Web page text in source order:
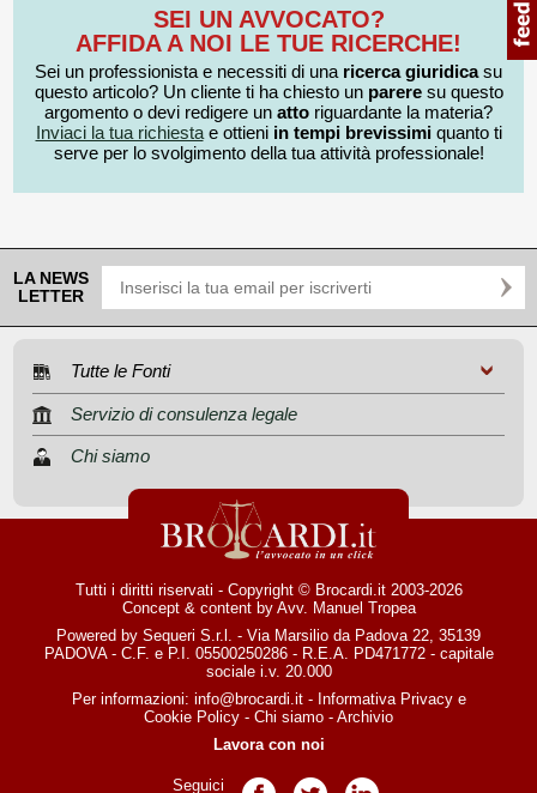
SEI UN AVVOCATO?
AFFIDA A NOI LE TUE RICERCHE!
Sei un professionista e necessiti di una ricerca giuridicasu
questo articolo? Un cliente ti ha chiesto un pareresu questo
argomento o devi redigere un atto riguardante la materia?
Inviaci la tua richiestae ottieni in tempi brevissimiquanto ti
serve per lo svolgimento della tua attività professionale!
LA NEWS
LETTER
Tutte le Fonti
Servizio di consulenza legale
Chi siamo
Tutti i diritti riservati - Copyright © Brocardi.it 2003-2026
Concept & content by Avv. Manuel Tropea
Powered by Sequeri S.r.l. - Via Marsilio da Padova 22, 35139
PADOVA - C.F. e P.I. 05500250286 - R.E.A. PD471772 - capitale
sociale i.v. 20.000
Per informazioni: info@brocardi.it- Informativa Privacye
Cookie Policy - Chi siamo - Archivio
Lavora con noi
Seguici Pagina Facebook
Pagina TwitterPagina LinkedIn